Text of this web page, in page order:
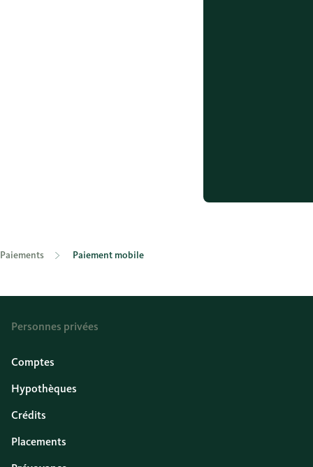
Paiements Paiement mobile
Personnes privées
Comptes
Hypothèques
Crédits
Placements